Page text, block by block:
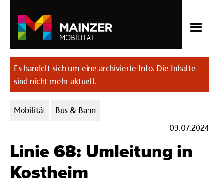
Es handelt sich um eine archivierte Info. Die Inhalte
sind nicht mehr aktuell.
Kategorien:
Mobilität
Bus & Bahn
09.07.2024
Linie 68: Umleitung in
Kostheim